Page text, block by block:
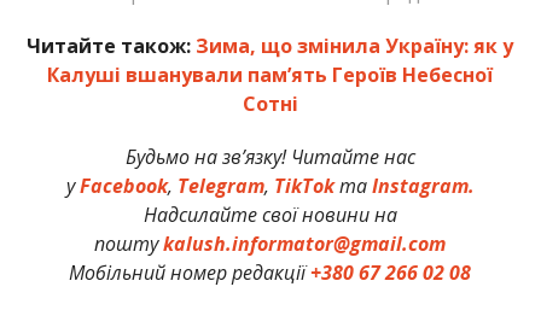
Читайте також: Зима, що змінила Україну: як у
Калуші вшанували пам’ять Героїв Небесної
Сотні
Будьмо на зв’язку! Читайте нас
уFacebook, Telegram, TikTokтаInstagram.
Надсилайте свої новини на
поштуkalush.informator@gmail.com
Мобільний номер редакції+380 67 266 02 08